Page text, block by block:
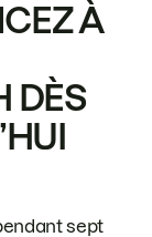
À
DÈS
sept